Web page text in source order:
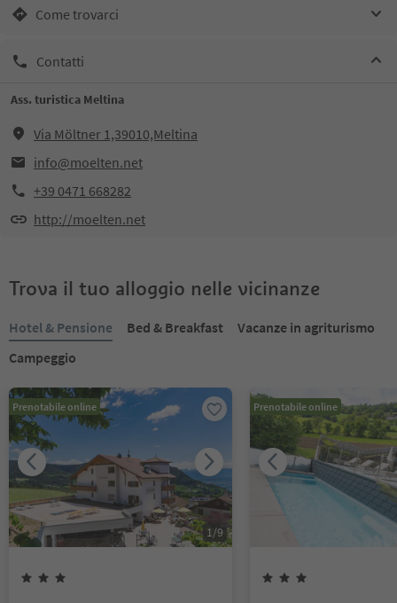
Come trovarci
Contatti
Ass. turistica Meltina
Via Möltner 1,39010,Meltina
info@moelten.net
+39 0471 668282
http://moelten.net
Trova il tuo alloggio nelle vicinanze
Hotel & Pensione Bed & Breakfast
Vacanze in agriturismo
Campeggio
Prenotabile online
1/9
Prenotabile online